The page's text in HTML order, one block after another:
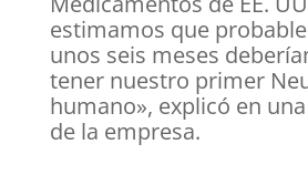
estimamos que
unos seis meses
tener nuestro primer
humano», explicó en
de la empresa.